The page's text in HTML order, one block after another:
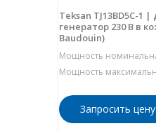
Teksan TJ13BD5C-1
генератор 230 В в
Baudouin)
Мощность
Мощность
Запросить цену